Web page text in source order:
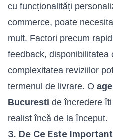
cu funcționalități
commerce, poate
mult. Factori precum
feedback, disponibilitatea
complexitatea reviziilor
termenul de livrare. O
Bucuresti de încredere
realist încă de la început.
3. De Ce Este